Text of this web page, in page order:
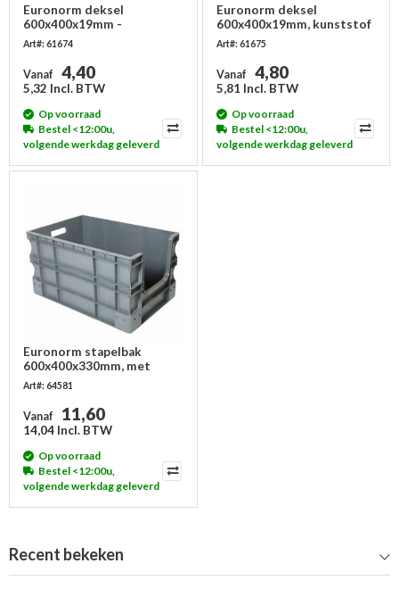
Euronorm deksel
600x400x19mm -
kunststof, zonder
scharnieren
Art#: 61674
Vanaf 4,40
5,32 Incl. BTW
Op voorraad
Bestel <12:00u,
volgende werkdag geleverd
Euronorm deksel
600x400x19mm, kunststof
- met 2 scharnieren
Art#: 61675
Vanaf 4,80
5,81 Incl. BTW
Op voorraad
Bestel <12:00u,
volgende werkdag geleverd
Euronorm stapelbak
600x400x330mm, met
grijpopening
Art#: 64581
Vanaf 11,60
14,04 Incl. BTW
Op voorraad
Bestel <12:00u,
volgende werkdag geleverd
Recent bekeken